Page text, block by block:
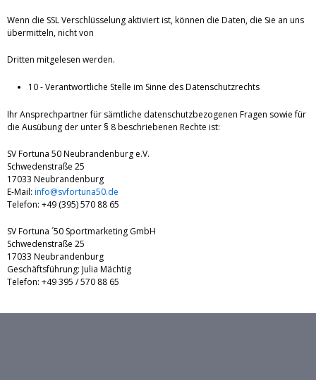
Wenn die SSL Verschlüsselung aktiviert ist, können die Daten, die Sie an uns
übermitteln, nicht von
Dritten mitgelesen werden.
10 - Verantwortliche Stelle im Sinne des Datenschutzrechts
Ihr Ansprechpartner für sämtliche datenschutzbezogenen Fragen sowie für
die Ausübung der unter § 8 beschriebenen Rechte ist:
SV Fortuna 50 Neubrandenburg e.V.
Schwedenstraße 25
17033 Neubrandenburg
E-Mail: info@svfortuna50.de
Telefon: +49 (395) 570 88 65
SV Fortuna ´50 Sportmarketing GmbH
Schwedenstraße 25
17033 Neubrandenburg
Geschäftsführung: Julia Mächtig
Telefon: +49 395 / 570 88 65